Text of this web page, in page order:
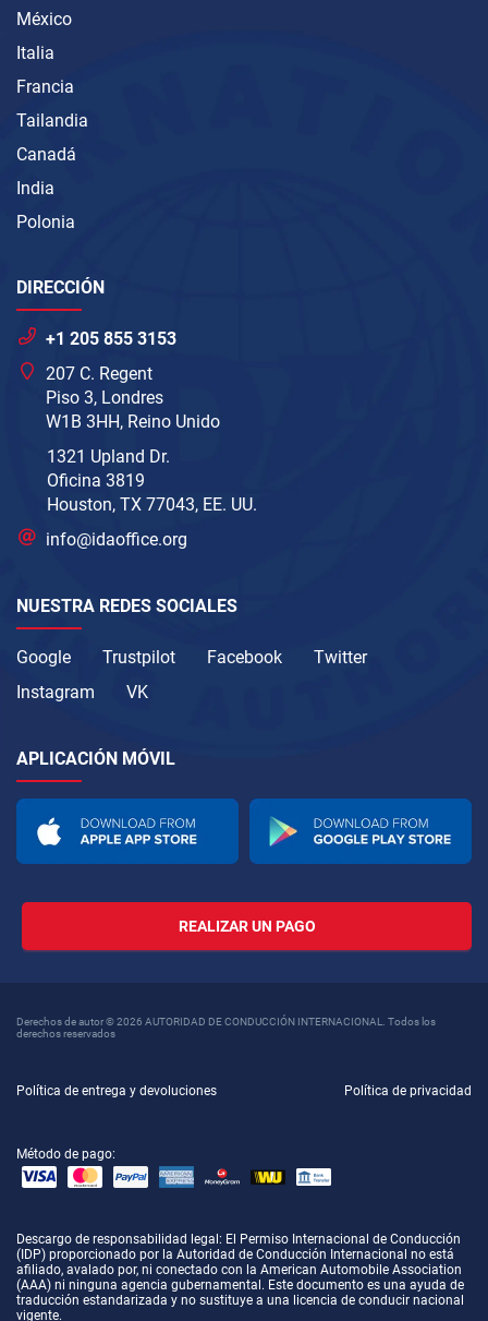
México
Italia
Francia
Tailandia
Canadá
India
Polonia
DIRECCIÓN
+1 205 855 3153
207 C. Regent
Piso 3, Londres
W1B 3HH, Reino Unido
1321 Upland Dr.
Oficina 3819
Houston, TX 77043, EE. UU.
info@idaoffice.org
NUESTRA REDES SOCIALES
Google Trustpilot Facebook
Twitter
Instagram
VK
APLICACIÓN MÓVIL
REALIZAR UN PAGO
Derechos de autor © 2026 AUTORIDAD DE CONDUCCIÓN INTERNACIONAL. Todos los
derechos reservados
Política de entrega y devoluciones Política de privacidad
Método de pago:
Descargo de responsabilidad legal : El Permiso Internacional de Conducción
(IDP) proporcionado por la Autoridad de Conducción Internacional no está
afiliado, avalado por, ni conectado con la American Automobile Association
(AAA) ni ninguna agencia gubernamental. Este documento es una ayuda de
traducción estandarizada y no sustituye a una licencia de conducir nacional
vigente.